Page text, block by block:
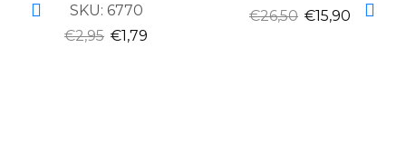
SKU: 6770
€2,95 €1,79
€26,50 €15,90